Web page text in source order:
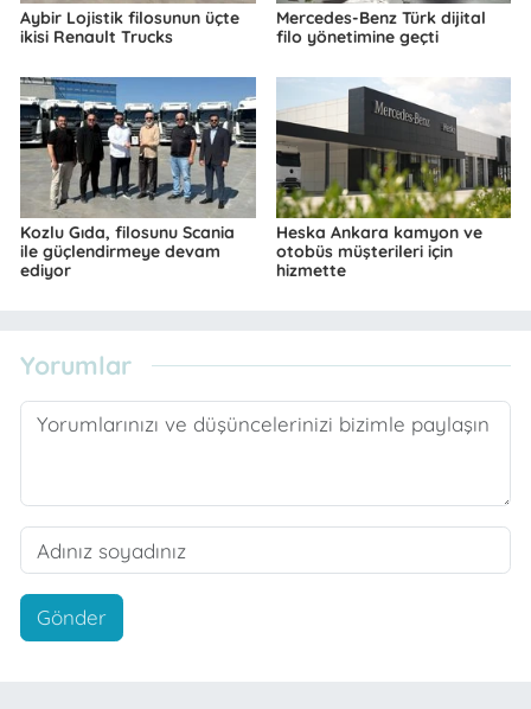
Aybir Lojistik filosunun üçte
ikisi Renault Trucks
Mercedes-Benz Türk dijital
filo yönetimine geçti
Kozlu Gıda, filosunu Scania
ile güçlendirmeye devam
ediyor
Heska Ankara kamyon ve
otobüs müşterileri için
hizmette
Yorumlar
Gönder